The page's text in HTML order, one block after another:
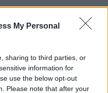
My Personal
sharing to third parties, or
information for
use the below opt-out
Please note that after your